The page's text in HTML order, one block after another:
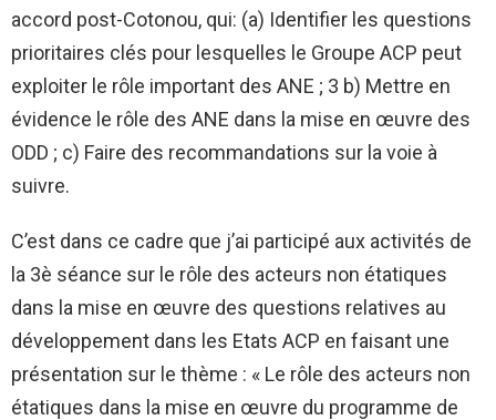
accord post-Cotonou, qui: (a) Identifier les questions
prioritaires clés pour lesquelles le Groupe ACP peut
exploiter le rôle important des ANE ; 3 b) Mettre en
évidence le rôle des ANE dans la mise en œuvre des
ODD ; c) Faire des recommandations sur la voie à
suivre.
C’est dans ce cadre que j’ai participé aux activités de
la 3è séance sur le rôle des acteurs non étatiques
dans la mise en œuvre des questions relatives au
développement dans les Etats ACP en faisant une
présentation sur le thème : « Le rôle des acteurs non
étatiques dans la mise en œuvre du programme de